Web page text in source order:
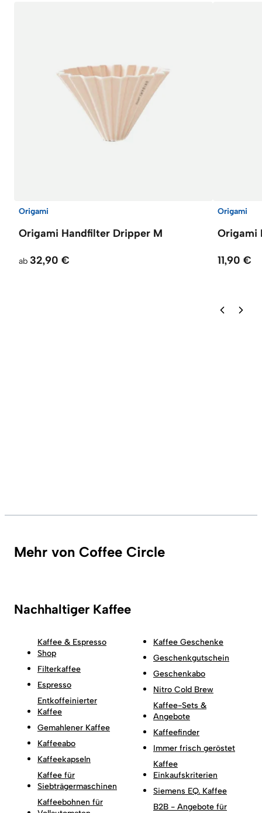
Origami
Origami Handfilter Dripper M
ab 32,90 €
Origami
Origami
11,90 €
Mehr von Coffee Circle
Nachhaltiger Kaffee
Kaffee & Espresso
Shop
Filterkaffee
Espresso
Entkoffeinierter
Kaffee
Gemahlener Kaffee
Kaffeeabo
Kaffeekapseln
Kaffee für
Siebträgermaschinen
Kaffeebohnen für
Kaffee Geschenke
Geschenkgutschein
Geschenkabo
Nitro Cold Brew
Kaffee-Sets &
Angebote
Kaffeefinder
Immer frisch geröstet
Kaffee
Einkaufskriterien
Siemens EQ. Kaffee
B2B - Angebote für